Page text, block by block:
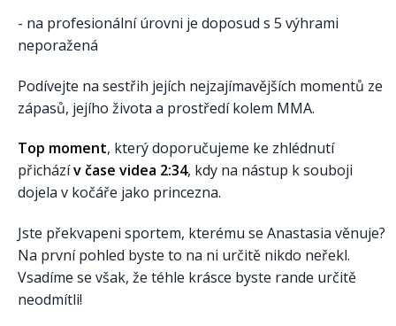
- na profesionální úrovni je doposud s 5 výhrami
neporažená
Podívejte na sestřih jejích nejzajímavějších momentů ze
zápasů, jejího života a prostředí kolem MMA.
Top moment, který doporučujeme ke zhlédnutí
přicházív čase videa 2:34, kdy na nástup k souboji
dojela v kočáře jako princezna.
Jste překvapeni sportem, kterému se Anastasia věnuje?
Na první pohled byste to na ni určitě nikdo neřekl.
Vsadíme se však, že téhle krásce byste rande určitě
neodmítli!